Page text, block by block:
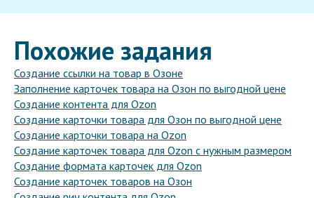
Похожие задания
Создание ссылки на товар в Озоне
Заполнение карточек товара на Озон по выгодной цене
Создание контента для Ozon
Создание карточки товара для Озон по выгодной цене
Создание карточки товара на Ozon
Создание карточек товара для Ozon с нужным размером
Создание формата карточек для Ozon
Создание карточек товаров на Озон